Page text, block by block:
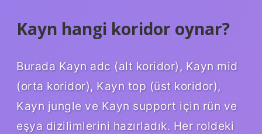
Kayn hangi koridor oynar?
Burada Kayn adc (alt koridor), Kayn mid
(orta koridor), Kayn top (üst koridor),
Kayn jungle ve Kayn support için rün ve
eşya dizilimlerini hazırladık. Her roldeki